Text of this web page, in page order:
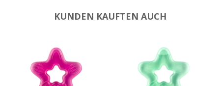
KUNDEN KAUFTEN AUCH